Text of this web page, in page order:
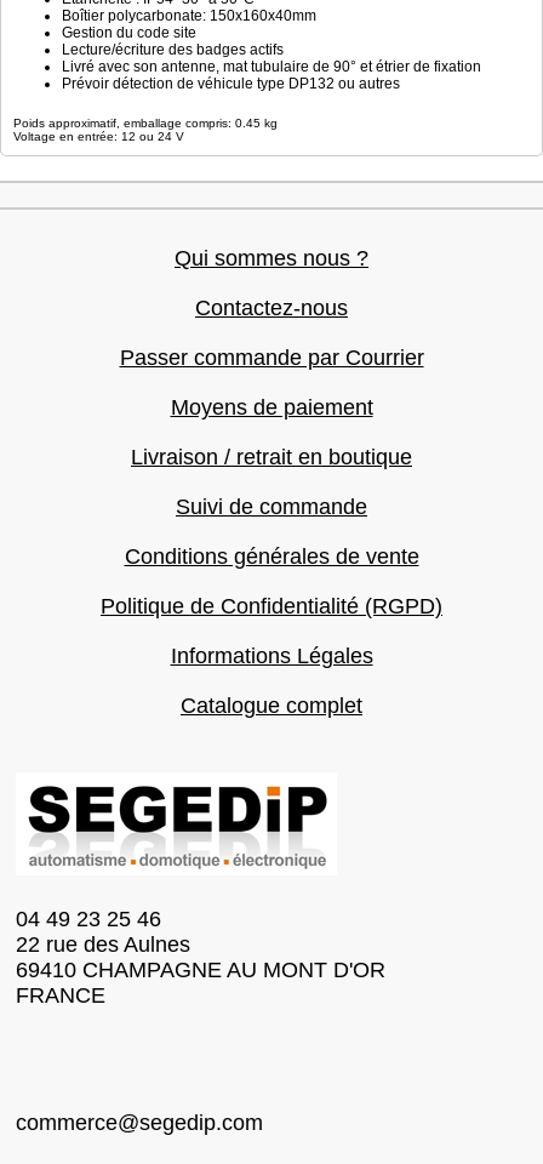
Boîtier polycarbonate: 150x160x40mm
Gestion du code site
Lecture/écriture des badges actifs
Livré avec son antenne, mat tubulaire de 90° et étrier de fixation
Prévoir détection de véhicule type DP132 ou autres
Poids approximatif, emballage compris: 0.45 kg
Voltage en entrée: 12 ou 24 V
Qui sommes nous ?
Contactez-nous
Passer commande par Courrier
Moyens de paiement
Livraison / retrait en boutique
Suivi de commande
Conditions générales de vente
Politique de Confidentialité (RGPD)
Informations Légales
Catalogue complet
04 49 23 25 46
22 rue des Aulnes
69410 CHAMPAGNE AU MONT D'OR
FRANCE
commerce@segedip.com